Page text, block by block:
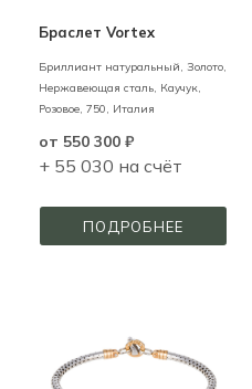
Браслет Vortex
Бриллиант натуральный, Золото,
Нержавеющая сталь, Каучук,
Розовое, 750, Италия
от 550 300 ₽
+ 55 030 на счёт
ПОДРОБНЕЕ